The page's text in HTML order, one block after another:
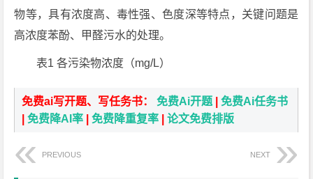
物等，具有浓度高、毒性强、色度深等特点，关键问题是
高浓度苯酚、甲醛污水的处理。
表1 各污染物浓度（mg/L）
免费ai写开题、写任务书：免费Ai开题 |免费Ai任务书
|免费降AI率 |免费降重复率 |论文免费排版
PREVIOUS NEXT